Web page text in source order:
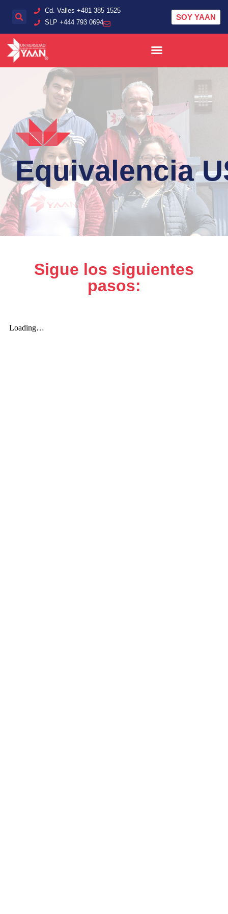
SOY YAAN
Cd. Valles +481 385 1525
SLP + 444 793 0694
Equivalencia
Sigue los siguientes
pasos: